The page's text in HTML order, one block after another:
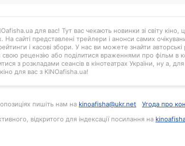
для вас! Тут вас чекають новинки зі світу кіно,
На сайті представлені трейлери і анонси самих
і касові збори. У нас ви можете знайти авторські
свою рецензію або поділитися враженнями про фільм в
з розкладами сеансів в кінотеатрах України, ну а,
для вас з KINOafisha.ua!
пишіть нам на kinoafisha@ukr.net
Угода про
відкритого для індексації посилання на